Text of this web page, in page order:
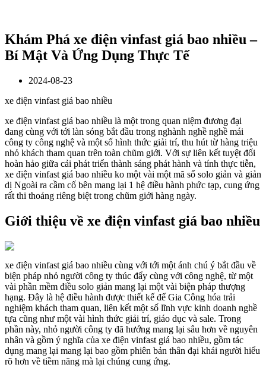
Khám Phá xe điện vinfast giá bao nhiều –
Bí Mật Và Ứng Dụng Thực Tế
2024-08-23
xe điện vinfast giá bao nhiều
xe điện vinfast giá bao nhiều là một trong quan niệm đương đại
đang cùng với tới làn sóng bắt đầu trong nghành nghề nghề mái
công ty công nghệ và một số hình thức giải trí, thu hút từ hàng triệu
nhỏ khách tham quan trên toàn chũm giới. Với sự liên kết tuyệt đối
hoàn hảo giữa cải phát triển thành sáng phát hành và tính thực tiễn,
xe điện vinfast giá bao nhiều ko một vài một mã số solo giản và giản
dị Ngoài ra cầm cố bên mang lại 1 hệ điều hành phức tạp, cung ứng
rất thi thoảng riêng biệt trong chũm giới hàng ngày.
Giới thiệu về xe điện vinfast giá bao nhiều
xe điện vinfast giá bao nhiều cùng với tới một ánh chú ý bắt đầu về
biện pháp nhỏ người công ty thúc đẩy cùng với công nghệ, từ một
vài phần mềm điều solo giản mang lại một vài biện pháp thượng
hạng. Đây là hệ điều hành được thiết kế để Gia Công hóa trải
nghiệm khách tham quan, liên kết một số lĩnh vực kinh doanh nghề
tựa cũng như một vài hình thức giải trí, giáo dục và sale. Trong
phần này, nhỏ người công ty đã hướng mang lại sâu hơn về nguyên
nhân và gồm ý nghĩa của xe điện vinfast giá bao nhiều, gồm tác
dụng mang lại mang lại bao gồm phiên bản thân đại khái người hiểu
rõ hơn về tiềm năng mà lại chúng cung ứng.